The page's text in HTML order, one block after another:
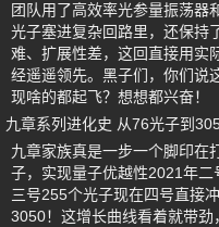
团队用了高效率光参量振荡器
光子塞进复杂回路里，还保持
难、扩展性差，这回直接用实
经遥遥领先。黑子们，你们说
现啥的都起飞？想想都兴奋！
九章系列进化史 从76光子到
九章家族真是一步一个脚印在
子，实现量子优越性2021年
三号255个光子现在四号直接
3050！这增长曲线看着就带